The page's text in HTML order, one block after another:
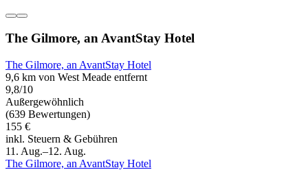
The Gilmore, an AvantStay Hotel
The Gilmore, an AvantStay Hotel
9,6 km von West Meade entfernt
9,8/10
Außergewöhnlich
(639 Bewertungen)
155 €
inkl. Steuern & Gebühren
11. Aug.–12. Aug.
The Gilmore, an AvantStay Hotel